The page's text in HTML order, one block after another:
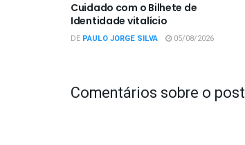
Cuidado com o Bilhete de
Identidade vitalício
DE PAULO JORGE SILVA 05/08/2026
Comentários sobre o post